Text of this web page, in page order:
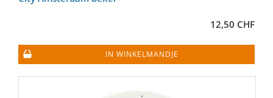
12,50 CHF
IN WINKELMANDJE